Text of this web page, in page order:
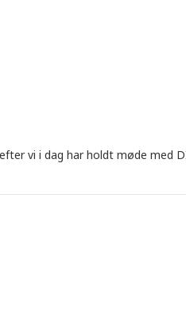
vi i dag har holdt møde med